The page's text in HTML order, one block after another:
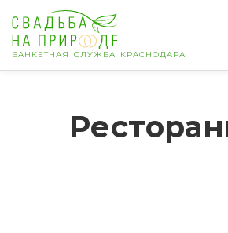
БАНКЕТНАЯ СЛУЖБА КРАСНОДАРА